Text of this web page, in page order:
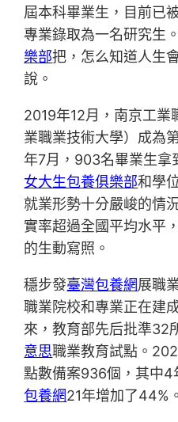
屆本科畢業生，目前已
專業錄取為一名研究生
樂部把，怎么知道人生
說。
2019年12月，南京工業
業職業技術大學）成為
年7月，903名畢業生拿
女大生包養俱樂部和學
就業形勢十分嚴峻的情
實率超過全國平均水平
的生動寫照。
穩步發臺灣包養網展職
職業院校和專業正在建
來，教育部先后批準32
意思職業教育試點。
點數備案936個，其中
包養網21年增加了44%。